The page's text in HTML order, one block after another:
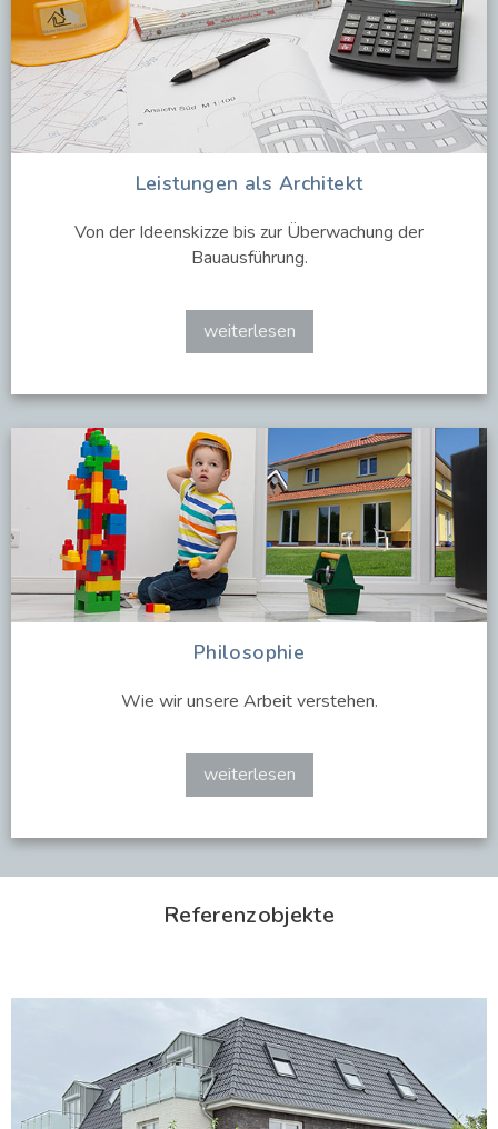
Leistungen als Architekt
Von der Ideenskizze bis zur Überwachung der
Bauausführung.
weiterlesen
Philosophie
Wie wir unsere Arbeit verstehen.
weiterlesen
Referenzobjekte